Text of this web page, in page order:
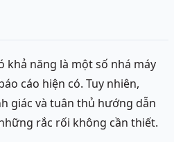
khả năng là một số nhá máy
cáo hiện có. Tuy nhiên,
giác và tuân thủ hướng dẫn
rắc rối không cần thiết.